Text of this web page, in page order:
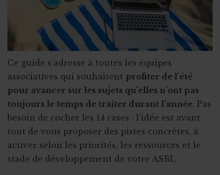
Ce guide s’adresse à toutes les équipes
associatives qui souhaitent profiter de l’été
pour avancer sur les sujets qu’elles n’ont pas
toujours le temps de traiter durant l’année. Pas
besoin de cocher les 14 cases : l’idée est avant
tout de vous proposer des pistes concrètes, à
activer selon les priorités, les ressources et le
stade de développement de votre ASBL.